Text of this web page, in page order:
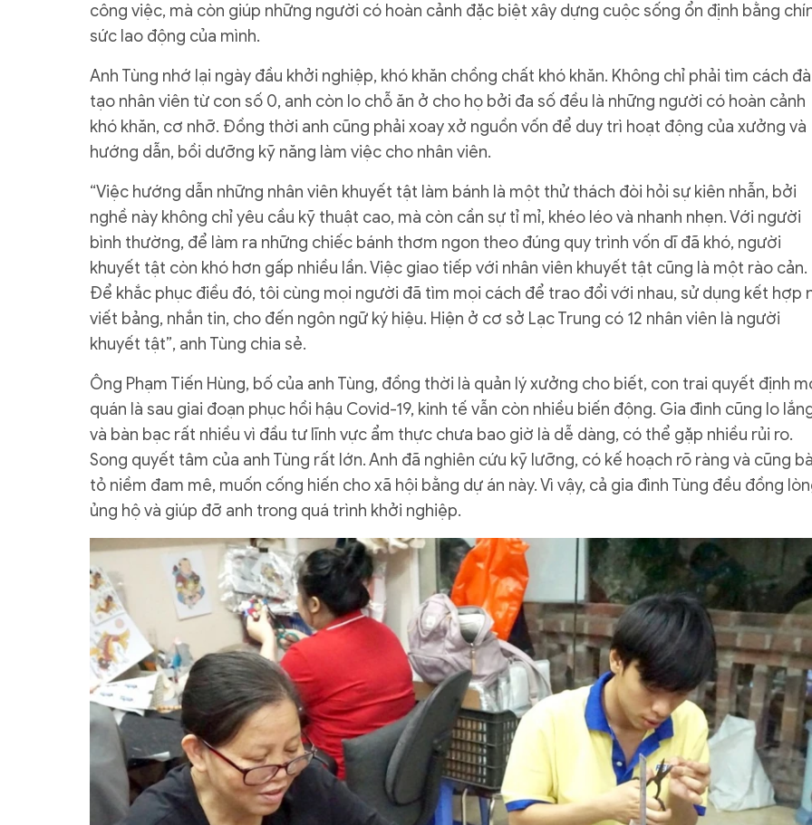
công việc, mà còn giúp những người có hoàn cảnh đặc biệt xây dựng cuộc sống ổn định bằng
sức lao động của mình.
Anh Tùng nhớ lại ngày đầu khởi nghiệp, khó khăn chồng chất khó khăn. Không chỉ phải tìm cách
tạo nhân viên từ con số 0, anh còn lo chỗ ăn ở cho họ bởi đa số đều là những người có hoàn cảnh
khó khăn, cơ nhỡ. Đồng thời anh cũng phải xoay xở nguồn vốn để duy trì hoạt động của xưởng và
hướng dẫn, bồi dưỡng kỹ năng làm việc cho nhân viên.
“Việc hướng dẫn những nhân viên khuyết tật làm bánh là một thử thách đòi hỏi sự kiên nhẫn, bởi
nghề này không chỉ yêu cầu kỹ thuật cao, mà còn cần sự tỉ mỉ, khéo léo và nhanh nhẹn. Với người
bình thường, để làm ra những chiếc bánh thơm ngon theo đúng quy trình vốn dĩ đã khó, người
khuyết tật còn khó hơn gấp nhiều lần. Việc giao tiếp với nhân viên khuyết tật cũng là một rào cản.
Để khắc phục điều đó, tôi cùng mọi người đã tìm mọi cách để trao đổi với nhau, sử dụng kết hợp
viết bảng, nhắn tin, cho đến ngôn ngữ ký hiệu. Hiện ở cơ sở Lạc Trung có 12 nhân viên là người
khuyết tật”, anh Tùng chia sẻ.
Ông Phạm Tiến Hùng, bố của anh Tùng, đồng thời là quản lý xưởng cho biết, con trai quyết định
quán là sau giai đoạn phục hồi hậu Covid-19, kinh tế vẫn còn nhiều biến động. Gia đình cũng lo
và bàn bạc rất nhiều vì đầu tư lĩnh vực ẩm thực chưa bao giờ là dễ dàng, có thể gặp nhiều rủi ro.
Song quyết tâm của anh Tùng rất lớn. Anh đã nghiên cứu kỹ lưỡng, có kế hoạch rõ ràng và cũng
tỏ niềm đam mê, muốn cống hiến cho xã hội bằng dự án này. Vì vậy, cả gia đình Tùng đều đồng
ủng hộ và giúp đỡ anh trong quá trình khởi nghiệp.